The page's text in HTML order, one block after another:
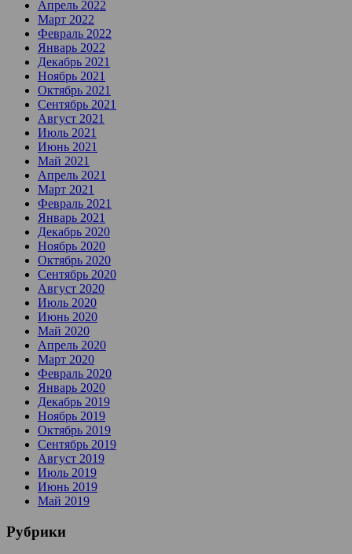
Апрель 2022
Март 2022
Февраль 2022
Январь 2022
Декабрь 2021
Ноябрь 2021
Октябрь 2021
Сентябрь 2021
Август 2021
Июль 2021
Июнь 2021
Май 2021
Апрель 2021
Март 2021
Февраль 2021
Январь 2021
Декабрь 2020
Ноябрь 2020
Октябрь 2020
Сентябрь 2020
Август 2020
Июль 2020
Июнь 2020
Май 2020
Апрель 2020
Март 2020
Февраль 2020
Январь 2020
Декабрь 2019
Ноябрь 2019
Октябрь 2019
Сентябрь 2019
Август 2019
Июль 2019
Июнь 2019
Май 2019
Рубрики